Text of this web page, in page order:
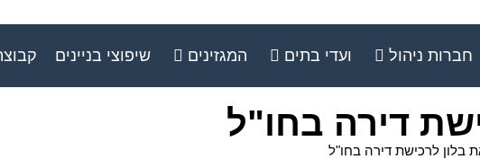
חברות ניהול ועדי בתים המגזינים שיפוצי בניינים
דירה בחו"ל
בלון לרכישת דירה בחו"ל